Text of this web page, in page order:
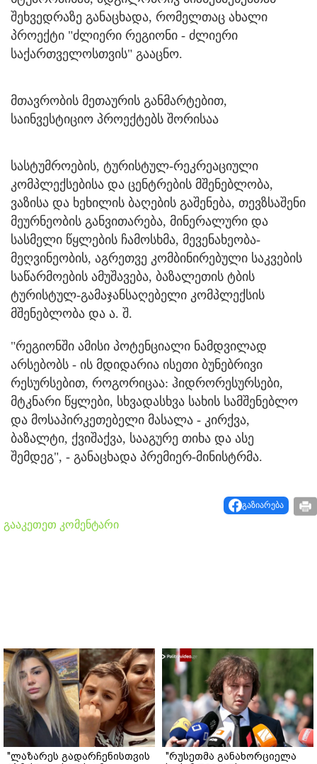
შეხვედრაზე განაცხადა, რომელთაც ახალი
პროექტი "ძლიერი რეგიონი - ძლიერი
საქართველოსთვის" გააცნო.
მთავრობის მეთაურის განმარტებით,
საინვესტიციო პროექტებს შორისაა
სასტუმროების, ტურისტულ-რეკრეაციული
კომპლექსებისა და ცენტრების მშენებლობა,
ვაზისა და ხეხილის ბაღების გაშენება, თევზსაშენი
მეურნეობის განვითარება, მინერალური და
სასმელი წყლების ჩამოსხმა, მევენახეობა-
მეღვინეობის, აგრეთვე კომბინირებული საკვების
საწარმოების ამუშავება, ბაზალეთის ტბის
ტურისტულ-გამაჯანსაღებელი კომპლექსის
მშენებლობა და ა. შ.
"რეგიონში ამისი პოტენციალი ნამდვილად
არსებობს - ის მდიდარია ისეთი ბუნებრივი
რესურსებით, როგორიცაა: ჰიდრორესურსები,
მტკნარი წყლები, სხვადასხვა სახის სამშენებლო
და მოსაპირკეთებელი მასალა - კირქვა,
ბაზალტი, ქვიშაქვა, სააგურე თიხა და ასე
შემდეგ", - განაცხადა პრემიერ-მინისტრმა.
გაზიარება
გააკეთეთ კომენტარი
"ლაზარეს გადარჩენისთვის
"რუსეთმა განახორციელა